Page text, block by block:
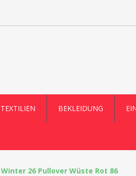
TEXTILIEN BEKLEIDUNG
26 Pullover Wüste Rot 86